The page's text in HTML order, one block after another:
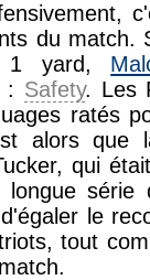
du
1 yard,
: Safety. Les
ratés
alors que
qui
longue série
le
tout